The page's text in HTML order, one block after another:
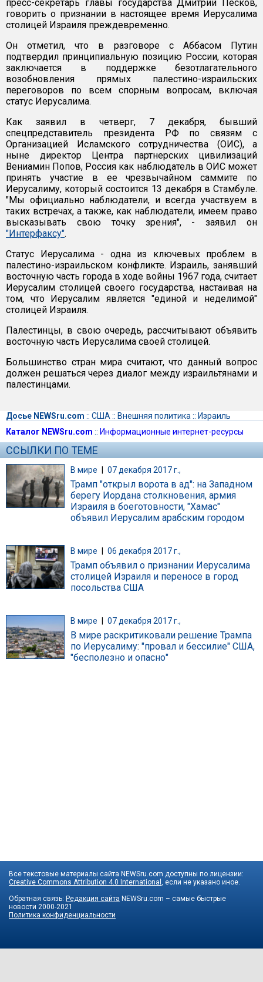
пресс-секретарь главы государства Дмитрий Песков,
говорить о признании в настоящее время Иерусалима
столицей Израиля преждевременно.
Он отметил, что в разговоре с Аббасом Путин
подтвердил принципиальную позицию России, которая
заключается в поддержке безотлагательного
возобновления прямых палестино-израильских
переговоров по всем спорным вопросам, включая
статус Иерусалима.
Как заявил в четверг, 7 декабря, бывший
спецпредставитель президента РФ по связям с
Организацией Исламского сотрудничества (ОИС), а
ныне директор Центра партнерских цивилизаций
Вениамин Попов, Россия как наблюдатель в ОИС может
принять участие в ее чрезвычайном саммите по
Иерусалиму, который состоится 13 декабря в Стамбуле.
"Мы официально наблюдатели, и всегда участвуем в
таких встречах, а также, как наблюдатели, имеем право
высказывать свою точку зрения", - заявил он
"Интерфаксу".
Статус Иерусалима - одна из ключевых проблем в
палестино-израильском конфликте. Израиль, занявший
восточную часть города в ходе войны 1967 года, считает
Иерусалим столицей своего государства, настаивая на
том, что Иерусалим является "единой и неделимой"
столицей Израиля.
Палестинцы, в свою очередь, рассчитывают объявить
восточную часть Иерусалима своей столицей.
Большинство стран мира считают, что данный вопрос
должен решаться через диалог между израильтянами и
палестинцами.
Досье NEWSru.com :: США :: Внешняя политика :: Израиль
Каталог NEWSru.com :: Информационные интернет-ресурсы
ССЫЛКИ ПО ТЕМЕ
В мире | 07 декабря 2017 г.,
Трамп "открыл ворота в ад": на Западном
берегу Иордана столкновения, армия
Израиля в боеготовности, "Хамас"
объявил Иерусалим арабским городом
В мире 06 декабря 2017 г.,
Трамп объявил о признании Иерусалима
столицей Израиля и переносе в город
посольства США
В мире 07 декабря 2017 г.,
В мире раскритиковали решение Трампа
по Иерусалиму: "провал и бессилие" США,
"бесполезно и опасно"
Все текстовые материалы сайта NEWSru.com доступны по лицензии:
Creative Commons Attribution 4.0 International , если не указано иное.
Обратная связь: Редакция сайта NEWSru.com – самые быстрые
новости 2000-2021
Политика конфиденциальности